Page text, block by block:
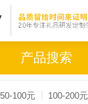
产品搜索
50-100元 100-200元